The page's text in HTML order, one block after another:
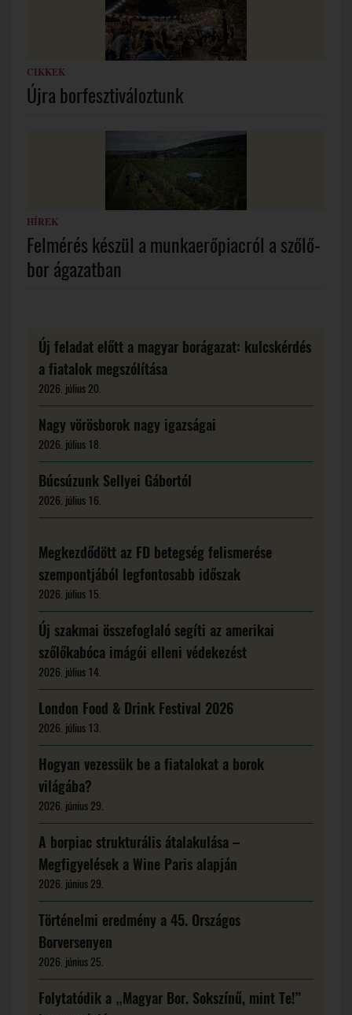
CIKKEK
Újra borfesztiváloztunk
HÍREK
Felmérés készül a munkaerőpiacról a szőlő-
bor ágazatban
Új feladat előtt a magyar borágazat: kulcskérdés
a fiatalok megszólítása
2026. július 20.
Nagy vörösborok nagy igazságai
2026. július 18.
Búcsúzunk Sellyei Gábortól
2026. július 16.
Megkezdődött az FD betegség felismerése
szempontjából legfontosabb időszak
2026. július 15.
Új szakmai összefoglaló segíti az amerikai
szőlőkabóca imágói elleni védekezést
2026. július 14.
London Food & Drink Festival 2026
2026. július 13.
Hogyan vezessük be a fiatalokat a borok
világába?
2026. június 29.
A borpiac strukturális átalakulása –
Megfigyelések a Wine Paris alapján
2026. június 29.
Történelmi eredmény a 45. Országos
Borversenyen
2026. június 25.
Folytatódik a „Magyar Bor. Sokszínű, mint Te!”